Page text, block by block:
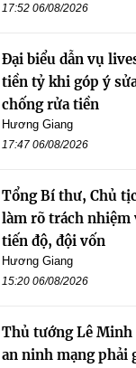
17:52 06/08/2026
Đại biểu dẫn vụ
tiền tỷ khi góp ý
chống rửa tiền
Hương Giang
17:47 06/08/2026
Tổng Bí thư, Chủ
làm rõ trách nhiệm
tiến độ, đội vốn
Hương Giang
15:20 06/08/2026
Thủ tướng Lê Minh
an ninh mạng phải